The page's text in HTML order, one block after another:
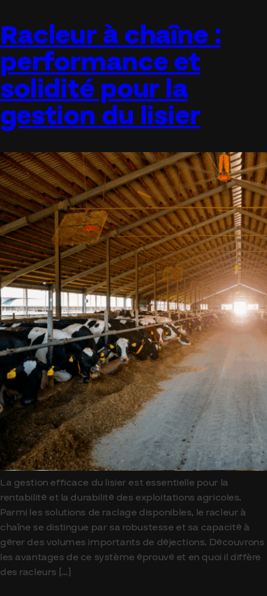
Racleur à chaîne :
performance et
solidité pour la
gestion du lisier
La gestion efficace du lisier est essentielle pour la
rentabilité et la durabilité des exploitations agricoles.
Parmi les solutions de raclage disponibles, le racleur à
chaîne se distingue par sa robustesse et sa capacité à
gérer des volumes importants de déjections. Découvrons
les avantages de ce système éprouvé et en quoi il diffère
des racleurs […]